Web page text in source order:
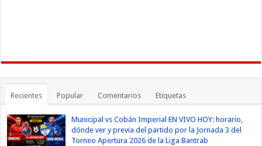
Recientes Popular Comentarios Etiquetas
Municipal vs Cobán Imperial EN VIVO HOY: horario,
dónde ver y previa del partido por la Jornada 3 del
Torneo Apertura 2026 de la Liga Bantrab